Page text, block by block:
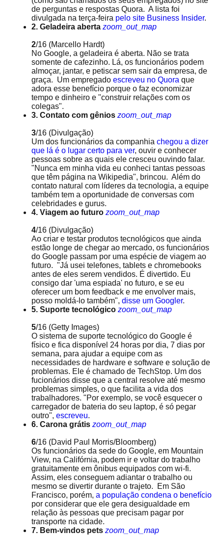
de perguntas e respostas Quora. A lista foi
divulgada na terça-feira pelo site Business Insider.
2. Geladeira aberta zoom_out_map
2/16 (Marcello Hardt)
No Google, a geladeira é aberta. Não se trata
somente de cafezinho. Lá, os funcionários podem
almoçar, jantar, e petiscar sem sair da empresa, de
graça. Um empregado escreveu no Quora que
adora esse benefício porque o faz economizar
tempo e dinheiro e "construir relações com os
colegas".
3. Contato com gênios zoom_out_map
3/16 (Divulgação)
Um dos funcionários da companhia chegou a dizer
que lá é o lugar certo para ver, ouvir e conhecer
pessoas sobre as quais ele cresceu ouvindo falar.
"Nunca em minha vida eu conheci tantas pessoas
que têm página na Wikipedia", brincou. Além do
contato natural com líderes da tecnologia, a equipe
também tem a oportunidade de conversas com
celebridades e gurus.
4. Viagem ao futuro zoom_out_map
4/16 (Divulgação)
Ao criar e testar produtos tecnológicos que ainda
estão longe de chegar ao mercado, os funcionários
do Google passam por uma espécie de viagem ao
futuro. "Já usei telefones, tablets e chromebooks
antes de eles serem vendidos. É divertido. Eu
consigo dar 'uma espiada' no futuro, e se eu
oferecer um bom feedback e me envolver mais,
posso moldá-lo também", disse um Googler.
5. Suporte tecnológico zoom_out_map
5/16 (Getty Images)
O sistema de suporte tecnológico do Google é
físico e fica disponível 24 horas por dia, 7 dias por
semana, para ajudar a equipe com as
necessidades de hardware e software e solução de
problemas. Ele é chamado de TechStop. Um dos
fucionários disse que a central resolve até mesmo
problemas simples, o que facilita a vida dos
trabalhadores. "Por exemplo, se você esquecer o
carregador de bateria do seu laptop, é só pegar
outro", escreveu.
6. Carona grátis zoom_out_map
6/16 (David Paul Morris/Bloomberg)
Os funcionários da sede do Google, em Mountain
View, na Califórnia, podem ir e voltar do trabalho
gratuitamente em ônibus equipados com wi-fi.
Assim, eles conseguem adiantar o trabalho ou
mesmo se divertir durante o trajeto. Em São
Francisco, porém, a população condena o benefício
por considerar que ele gera desigualdade em
relação às pessoas que precisam pagar por
transporte na cidade.
7. Bem-vindos pets zoom_out_map